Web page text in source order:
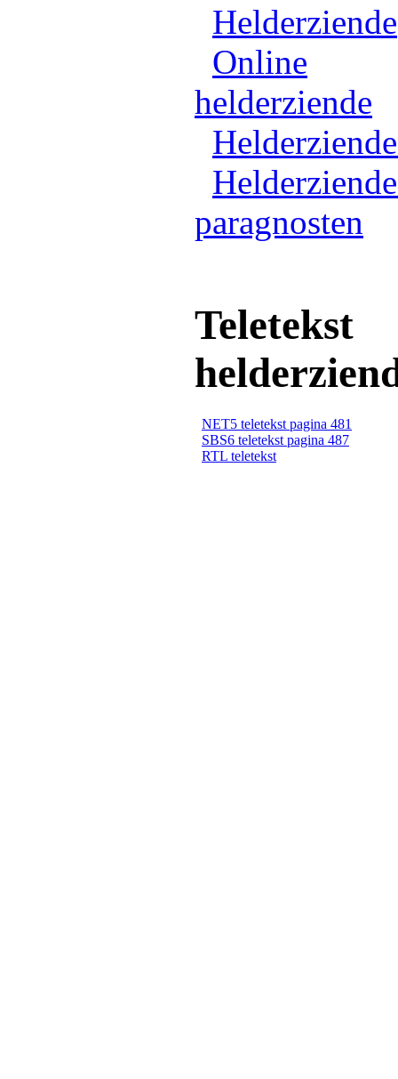
Helderziende
Online
helderziende
paragnosten
Teletekst
NET5 teletekst pagina 481
SBS6 teletekst pagina 487
RTL teletekst